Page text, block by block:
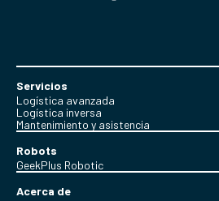
Servicios
Logística avanzada
Logística inversa
Mantenimiento y asistencia
Robots
GeekPlus Robotic
Acerca de